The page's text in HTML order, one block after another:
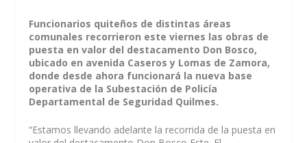
Funcionarios quiteños de distintas áreas
comunales recorrieron este viernes las obras de
puesta en valor del destacamento Don Bosco,
ubicado en avenida Caseros y Lomas de Zamora,
donde desde ahora funcionará la nueva base
operativa de la Subestación de Policía
Departamental de Seguridad Quilmes.
“Estamos llevando adelante la recorrida de la puesta en